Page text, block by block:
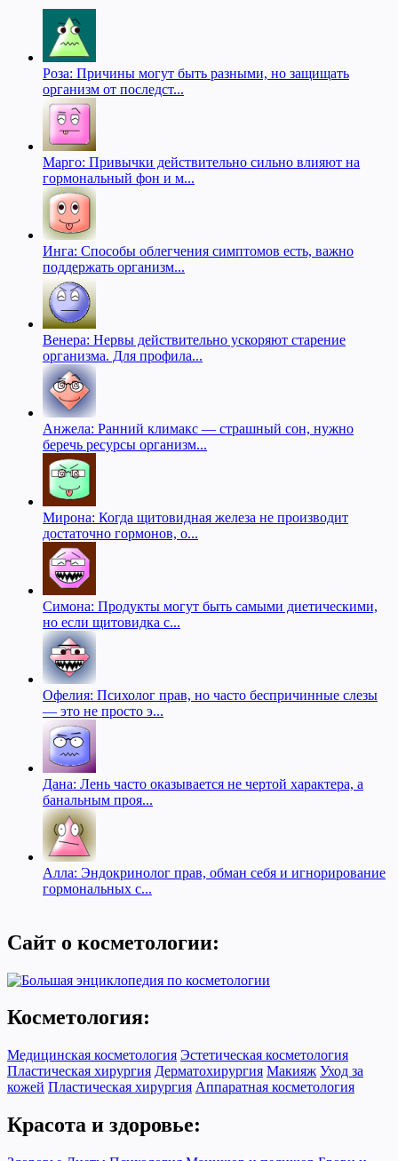
Роза: Причины могут быть разными, но защищать
организм от последст...
Марго: Привычки действительно сильно влияют на
гормональный фон и м...
Инга: Способы облегчения симптомов есть, важно
поддержать организм...
Венера: Нервы действительно ускоряют старение
организма. Для профила...
Анжела: Ранний климакс — страшный сон, нужно
беречь ресурсы организм...
Мирона: Когда щитовидная железа не производит
достаточно гормонов, о...
Симона: Продукты могут быть самыми диетическими,
но если щитовидка с...
Офелия: Психолог прав, но часто беспричинные слезы
— это не просто э...
Дана: Лень часто оказывается не чертой характера, а
банальным проя...
Алла: Эндокринолог прав, обман себя и игнорирование
гормональных с...
Сайт о косметологии:
Косметология:
Медицинская косметология Эстетическая косметология
Пластическая хирургия Дерматохирургия Макияж Уход за
кожей Пластическая хирургия Аппаратная косметология
Красота и здоровье: